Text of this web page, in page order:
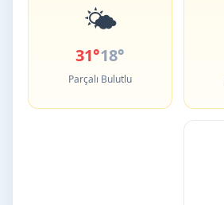
🌤️
31°18°
Parçalı Bulutlu